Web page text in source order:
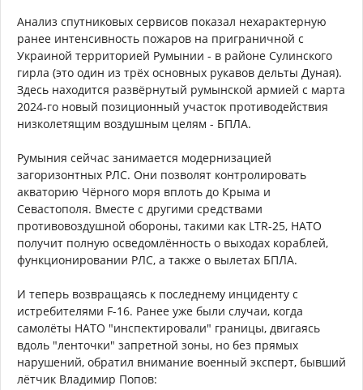
Анализ спутниковых сервисов показал нехарактерную
ранее интенсивность пожаров на приграничной с
Украиной территорией Румынии - в районе Сулинского
гирла (это один из трёх основных рукавов дельты Дуная).
Здесь находится развёрнутый румынской армией с марта
2024-го новый позиционный участок противодействия
низколетящим воздушным целям - БПЛА.
Румыния сейчас занимается модернизацией
загоризонтных РЛС. Они позволят контролировать
акваторию Чёрного моря вплоть до Крыма и
Севастополя. Вместе с другими средствами
противовоздушной обороны, такими как LTR-25, НАТО
получит полную осведомлённость о выходах кораблей,
функционировании РЛС, а также о вылетах БПЛА.
И теперь возвращаясь к последнему инциденту с
истребителями F-16. Ранее уже были случаи, когда
самолёты НАТО "инспектировали" границы, двигаясь
вдоль "ленточки" запретной зоны, но без прямых
нарушений, обратил внимание военный эксперт, бывший
лётчик Владимир Попов: